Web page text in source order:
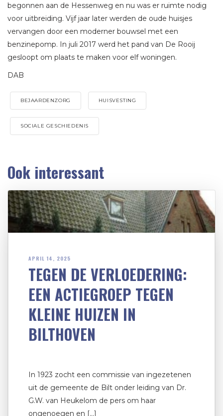
begonnen aan de Hessenweg en nu was er ruimte nodig
voor uitbreiding. Vijf jaar later werden de oude huisjes
vervangen door een moderner bouwsel met een
benzinepomp. In juli 2017 werd het pand van De Rooij
gesloopt om plaats te maken voor elf woningen.
DAB
BEJAARDENZORG HUISVESTING
SOCIALE GESCHIEDENIS
Ook interessant
APRIL 14, 2025
TEGEN DE VERLOEDERING:
EEN ACTIEGROEP TEGEN
KLEINE HUIZEN IN
BILTHOVEN
In 1923 zocht een commissie van ingezetenen
uit de gemeente de Bilt onder leiding van Dr.
G.W. van Heukelom de pers om haar
ongenoegen en […]